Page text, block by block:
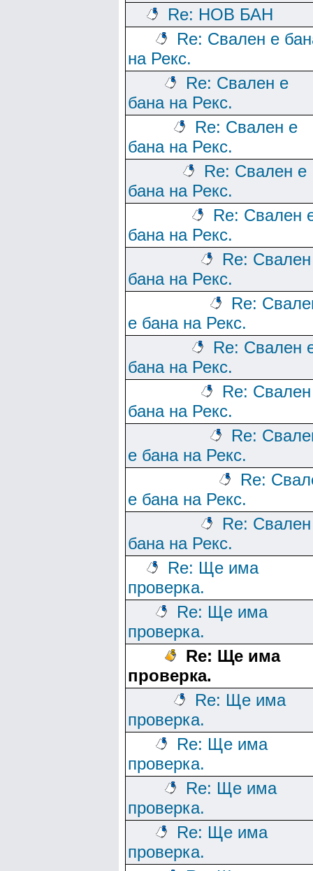
Re: НОВ БАН
Re: Свален е
на Рекс.
Re: Свален е
бана на Рекс.
Re: Свален е
бана на Рекс.
Re: Свален е
бана на Рекс.
Re: Свален
бана на Рекс.
Re:
бана на Рекс.
Re:
е бана на Рекс.
Re: Свален
бана на Рекс.
Re:
бана на Рекс.
Re:
е бана на Рекс.
Re:
е бана на Рекс.
Re:
бана на Рекс.
Re: Ще има
проверка.
Re: Ще има
проверка.
Re: Ще има
проверка.
Re: Ще има
проверка.
Re: Ще има
проверка.
Re: Ще има
проверка.
Re: Ще има
проверка.